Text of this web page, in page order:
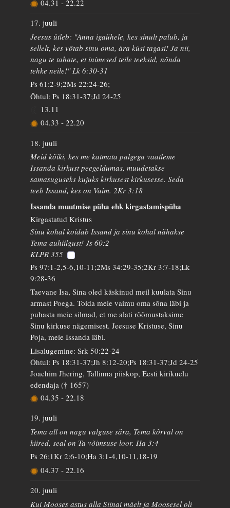
04.31 - 22.22
17. juuli
Jeesus ütleb: "Anna igaühele, kes sinult palub, ja
sellelt, kes võtab sinu oma, ära küsi tagasi! Ja nii,
nagu te tahate, et inimesed teile teeksid, nõnda
tehke neile!" Lk 6:30-31
Ps 61:2-9;2Ms 22:24-26;
Õhtul: Ps 18:31-37;Jd 24-25
13.11
04.33 - 22.20
18. juuli
Meid kõiki, kes me katmata palgega vaatleme
Issanda kirkust peegeldumas, muudetakse
samasuguseks kujuks kirkusest kirkusesse. Seda
teeb Issand, kes on Vaim. 2Kr 3:18
Issanda muutmise püha ehk kirgastamispüha
Kirgastatud Kristus
Sinu kohal koidab Issand ja sinu kohal nähakse
Tema auhiilgust! Js 60:2
KLPR 355
Ps 97:1-2,5-6,10-11;2Ms 34:29-35;2Kr 3:7-18;Lk
9:28-36
Taevane Isa, Sina oled käskinud meil kuulata Sinu
armast Poega. Toida meie vaimu oma sõna läbi ja
puhasta meie silmad, et me alati rõõmustaksime
Sinu kirkuse nägemisest. Jeesuse Kristuse, Sinu
Poja, meie Issanda läbi.
Lisalugemine: Srk 50:22-24
Õhtul: Ps 18:31-37;Jh 8:12-20;Ps 18:31-37;Jd 24-25
Joachim Jhering, Tallinna piiskop, Eesti kirikuelu
edendaja († 1657)
04.35 - 22.18
19. juuli
Tema all on nagu valguse sära, Tema kõrval on
kiired, seal on Ta võimsuse loor. Ha 3:4
Ps 26;1Kr 2:6-10;Ha 3:1-4,10-11,18-19
04.37 - 22.16
20. juuli
Kui Mooses astus alla Siinai mäelt ja Moosesel oli